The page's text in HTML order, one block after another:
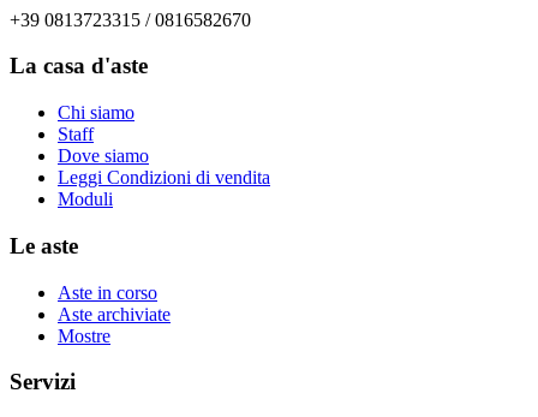
+39 0813723315 / 0816582670
La casa d'aste
Chi siamo
Staff
Dove siamo
Leggi Condizioni di vendita
Moduli
Le aste
Aste in corso
Aste archiviate
Mostre
Servizi